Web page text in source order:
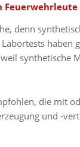
denn
haben
synthetische
die mit
und -